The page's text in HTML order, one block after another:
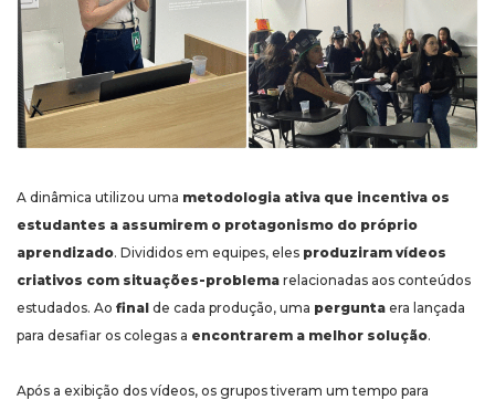
A dinâmica utilizou uma metodologia ativa que incentiva os
estudantes a assumirem o protagonismo do próprio
aprendizado. Divididos em equipes, eles produziram vídeos
criativos com situações-problema relacionadas aos conteúdos
estudados. Ao final de cada produção, uma pergunta era lançada
para desafiar os colegas a encontrarem a melhor solução.
Após a exibição dos vídeos, os grupos tiveram um tempo para